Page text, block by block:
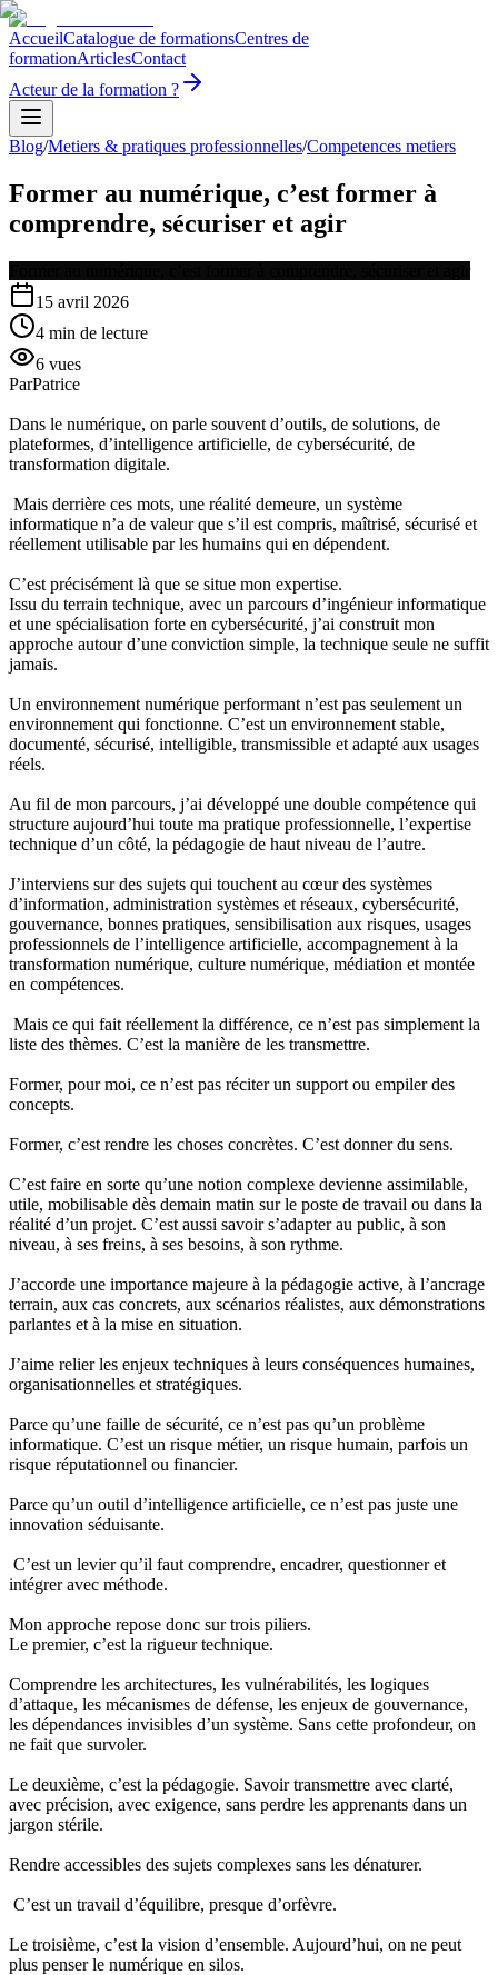
AccueilCatalogue de formationsCentres de
formationArticlesContact
Acteur de la formation ?
Blog/Metiers & pratiques professionnelles/Competences metiers
Former au numérique, c’est former à
comprendre, sécuriser et agir
15 avril 2026
4 min de lecture
6 vues
ParPatrice
Dans le numérique, on parle souvent d’outils, de solutions, de
plateformes, d’intelligence artificielle, de cybersécurité, de
transformation digitale.
Mais derrière ces mots, une réalité demeure, un système
informatique n’a de valeur que s’il est compris, maîtrisé, sécurisé et
réellement utilisable par les humains qui en dépendent.
C’est précisément là que se situe mon expertise.
Issu du terrain technique, avec un parcours d’ingénieur informatique
et une spécialisation forte en cybersécurité, j’ai construit mon
approche autour d’une conviction simple, la technique seule ne suffit
jamais.
Un environnement numérique performant n’est pas seulement un
environnement qui fonctionne. C’est un environnement stable,
documenté, sécurisé, intelligible, transmissible et adapté aux usages
réels.
Au fil de mon parcours, j’ai développé une double compétence qui
structure aujourd’hui toute ma pratique professionnelle, l’expertise
technique d’un côté, la pédagogie de haut niveau de l’autre.
J’interviens sur des sujets qui touchent au cœur des systèmes
d’information, administration systèmes et réseaux, cybersécurité,
gouvernance, bonnes pratiques, sensibilisation aux risques, usages
professionnels de l’intelligence artificielle, accompagnement à la
transformation numérique, culture numérique, médiation et montée
en compétences.
Mais ce qui fait réellement la différence, ce n’est pas simplement la
liste des thèmes. C’est la manière de les transmettre.
Former, pour moi, ce n’est pas réciter un support ou empiler des
concepts.
Former, c’est rendre les choses concrètes. C’est donner du sens.
C’est faire en sorte qu’une notion complexe devienne assimilable,
utile, mobilisable dès demain matin sur le poste de travail ou dans la
réalité d’un projet. C’est aussi savoir s’adapter au public, à son
niveau, à ses freins, à ses besoins, à son rythme.
J’accorde une importance majeure à la pédagogie active, à l’ancrage
terrain, aux cas concrets, aux scénarios réalistes, aux démonstrations
parlantes et à la mise en situation.
J’aime relier les enjeux techniques à leurs conséquences humaines,
organisationnelles et stratégiques.
Parce qu’une faille de sécurité, ce n’est pas qu’un problème
informatique. C’est un risque métier, un risque humain, parfois un
risque réputationnel ou financier.
Parce qu’un outil d’intelligence artificielle, ce n’est pas juste une
innovation séduisante.
C’est un levier qu’il faut comprendre, encadrer, questionner et
intégrer avec méthode.
Mon approche repose donc sur trois piliers.
Le premier, c’est la rigueur technique.
Comprendre les architectures, les vulnérabilités, les logiques
d’attaque, les mécanismes de défense, les enjeux de gouvernance,
les dépendances invisibles d’un système. Sans cette profondeur, on
ne fait que survoler.
Le deuxième, c’est la pédagogie. Savoir transmettre avec clarté,
avec précision, avec exigence, sans perdre les apprenants dans un
jargon stérile.
Rendre accessibles des sujets complexes sans les dénaturer.
C’est un travail d’équilibre, presque d’orfèvre.
Le troisième, c’est la vision d’ensemble. Aujourd’hui, on ne peut
plus penser le numérique en silos.